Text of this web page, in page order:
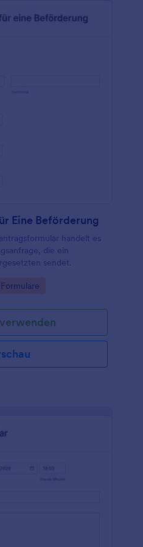
Eine Beförderung
handelt es
die ein
sendet.